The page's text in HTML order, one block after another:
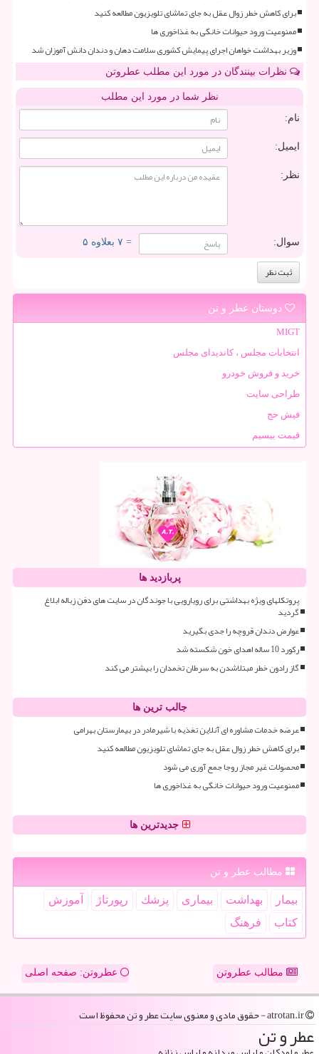
برای کاهش خطر زوال عقل به جای تماشای تلویزیون مطالعه کنید
ممنوعیت ورود حیوانات خانگی به غذاخوری ها
وزیر بهداشت خواهان اجرای پیمایش کشوری سلامت دهان و دندان دانش آموزان شد
نظرات بینندگان در مورد این مطلب عطروتن
نظر شما در مورد این مطلب
نام:
ایمیل:
نظر:
سوال: = ۷ بعلاوه ۵
دوستان عطر و تن
MIGT
انتخابات مجلس ، کاندیدای مجلس
خرید و فروش خودرو
طراحی سایت
فیش حج
قیمت بیسیم
پربازدید ها
پروتکلهای ویژه بهداشتی برای رویارویی با جوندگان در سایت های دفن زباله ابلاغ
گردید
عوارض دندان قروچه را جدی بگیرید
رکورد 10 ساله اهدای خون شکسته شد
گاز رادون خطر مبتلاشدن به سرطان تخمدان را بیشتر می کند
جالب ترین ها
عرضه خدمات مشاوره ای آنلاین تغذیه با شیرمادر در بیمارستان بهرامی
برای کاهش خطر زوال عقل به جای تماشای تلویزیون مطالعه کنید
محصولات غیر مجاز روجا جمع آوری می شود
ممنوعیت ورود حیوانات خانگی به غذاخوری ها
جدیدترین ها
مطالب عطر و تن
بیمار بهداشت بیماری پزشك رپورتاژ
آموزش
كتاب
فرهنگ
مطالب عطروتن عطروتن: صفحه اصلی
عطر و تن